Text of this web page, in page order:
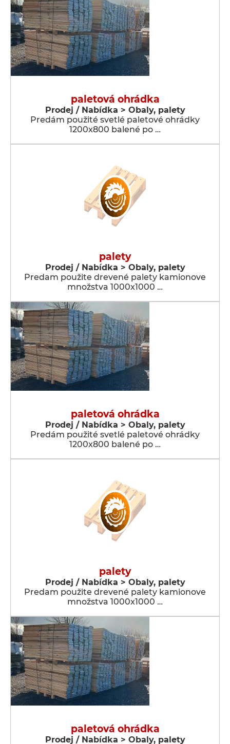
paletová ohrádka
Prodej / Nabídka > Obaly, palety
Predám použité svetlé paletové ohrádky
1200x800 balené po …
palety
Prodej / Nabídka > Obaly, palety
Predam použite drevené palety kamionove
množstva 1000x1000 …
paletová ohrádka
Prodej / Nabídka > Obaly, palety
Predám použité svetlé paletové ohrádky
1200x800 balené po …
palety
Prodej / Nabídka > Obaly, palety
Predam použite drevené palety kamionove
množstva 1000x1000 …
paletová ohrádka
Prodej / Nabídka > Obaly, palety